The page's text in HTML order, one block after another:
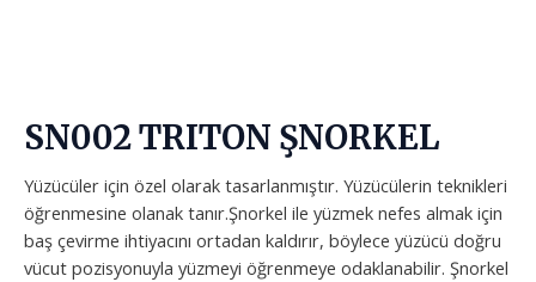
SN002 TRITON ŞNORKEL
Yüzücüler için özel olarak tasarlanmıştır. Yüzücülerin teknikleri
öğrenmesine olanak tanır.Şnorkel ile yüzmek nefes almak için
baş çevirme ihtiyacını ortadan kaldırır, böylece yüzücü doğru
vücut pozisyonuyla yüzmeyi öğrenmeye odaklanabilir. Şnorkel